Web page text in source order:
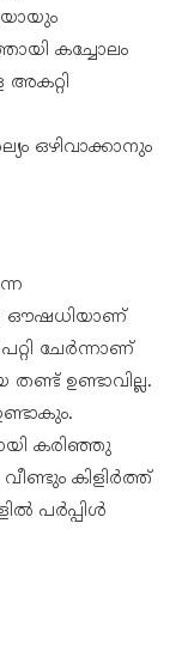
കച്ചോലം
ഒഴിവാക്കാനും
ഔഷധിയാണ്
ചേർന്നാണ്
ഉണ്ടാവില്ല.
കരിഞ്ഞു
കിളിർത്ത്
പർപ്പിൾ